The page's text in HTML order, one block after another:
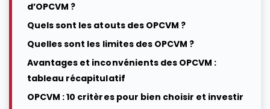
d’OPCVM ?
Quels sont les atouts des OPCVM ?
Quelles sont les limites des OPCVM ?
Avantages et inconvénients des OPCVM :
tableau récapitulatif
OPCVM : 10 critères pour bien choisir et investir